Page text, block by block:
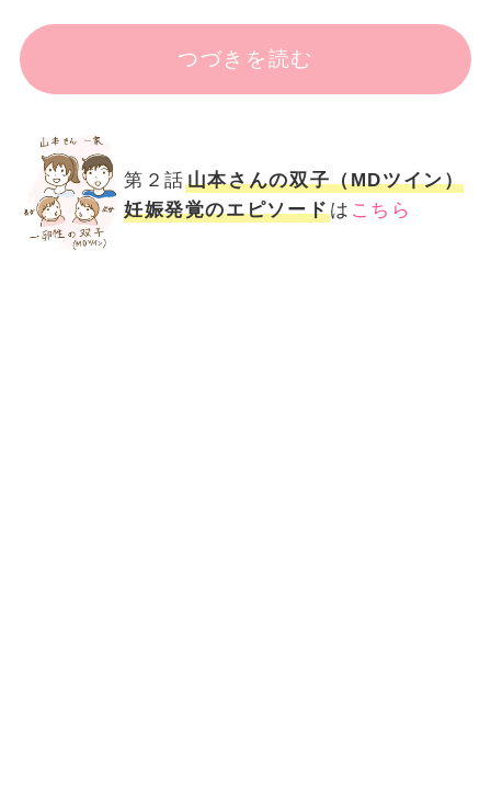
つづきを読む
第２話 山本さんの双子（MDツイン）
妊娠発覚のエピソードは こちら